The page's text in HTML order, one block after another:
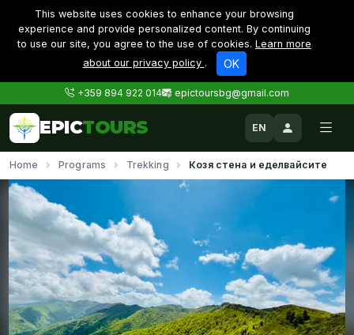
This website uses cookies to enhance your browsing
experience and provide personalized content. By continuing
to use our site, you agree to the use of cookies. Learn more
about our privacy policy . OK
+359 894 922 014 epictoursbg@gmail.com
EPICTOURS EN
Home Programs Trekking Козя стена и еделвайсите